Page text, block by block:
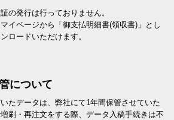
の発行は行っておりません。
イページから「御支払明細書(領収書)」とし
ロードいただけます。
について
たデータは、弊社にて1年間保管させていた
刷・再注文をする際、データ入稿手続きは不